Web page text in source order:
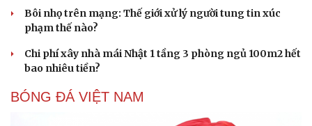
Sức khỏe
Cây thuốc
Sản phụ khoa
Nam khoa
Blog
Bôi nhọ trên mạng: Thế giới xử lý người tung tin xúc
phạm thế nào?
Chi phí xây nhà mái Nhật 1 tầng 3 phòng ngủ 100m2 hết
bao nhiêu tiền?
BÓNG ĐÁ VIỆT NAM